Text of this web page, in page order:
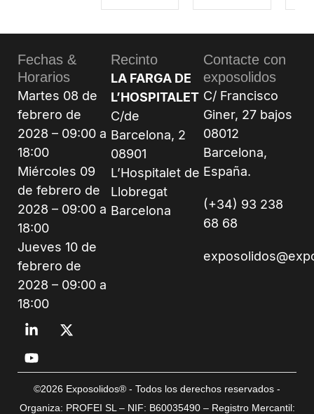
Fechas &
Horarios
Martes 08 de
febrero de
2028 – 09:00 a
18:00
Miércoles 09
de febrero de
2028 – 09:00 a
18:00
Jueves 10 de
febrero de
2028 – 09:00 a
18:00
Recinto
LA FARGA DE
L’HOSPITALET
C/de
Barcelona, 2
08901
L’Hospitalet de
Llobregat
Barcelona
Contacte con
exposolidos
C/ Francisco
Giner, 27 bajos
08012
Barcelona,
España.
(+34) 93 238
68 68
©2026 Exposolidos® - Todos los derechos reservados -
Organiza: PROFEI SL – NIF: B60035490 – Registro Mercantil: